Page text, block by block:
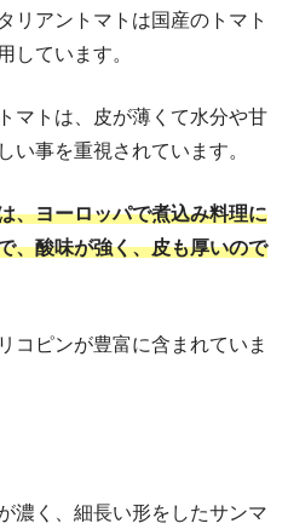
リアントマトは国産のトマト
しています。
マトは、皮が薄くて水分や甘
い事を重視されています。
、ヨーロッパで煮込み料理に
、酸味が強く、皮も厚いので
コピンが豊富に含まれていま
濃く、細長い形をしたサンマ